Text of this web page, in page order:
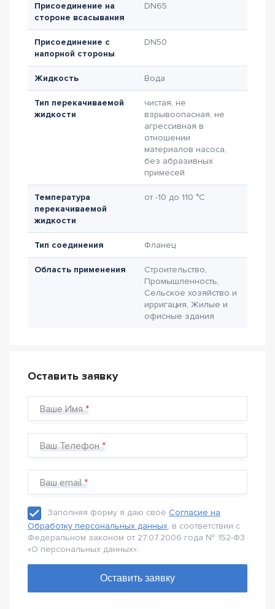
Присоединение на
стороне всасывания
DN65
Присоединение с
напорной стороны
DN50
Жидкость Вода
Тип перекачиваемой
жидкости
чистая, не
взрывоопасная, не
агрессивная в
отношении
материалов насоса,
без абразивных
примесей
Температура
перекачиваемой
жидкости
от -10 до 110 °C
Тип соединения Фланец
Область применения
Строительство,
Промышленность,
Сельское хозяйство и
ирригация, Жилые и
офисные здания
Оставить заявку
Ваше Имя
Ваш Телефон
Ваш email
Заполняя форму я даю своё Согласие на
Обработку персональных данных, в соответствии с
Федеральном законом от 27.07.2006 года № 152-Ф3
«О персональных данных».